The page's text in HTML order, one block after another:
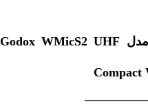
میکروفون گودوکس مدل Godox WMicS2 UHF
Compact